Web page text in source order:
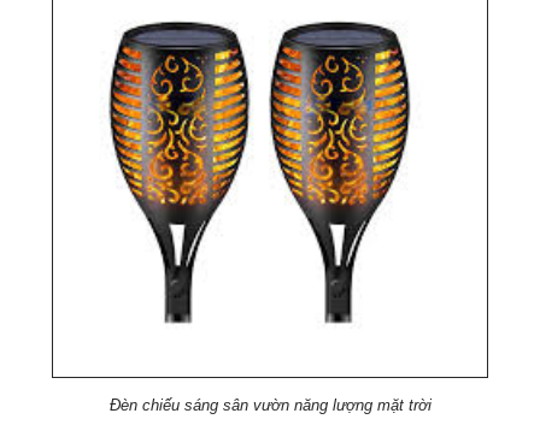
Đèn chiếu sáng sân vườn năng lượng mặt trời